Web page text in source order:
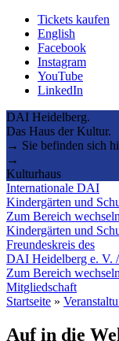
Tickets kaufen
English
Facebook
Instagram
YouTube
LinkedIn
DAI Heidelberg.
Das Haus der Kultur.
→ Sie befinden sich
→
Kulturhaus
Internationale DAI
Kindergärten und
Zum Bereich wechseln
Kindergärten und
Freundeskreis des
DAI Heidelberg e. V.
Zum Bereich wechseln
Mitgliedschaft
Startseite »
Auf in die